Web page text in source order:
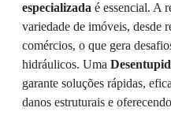
especializada é essencial. A
variedade de imóveis, desde
comércios, o que gera
hidráulicos. Uma
garante soluções rápidas,
danos estruturais e